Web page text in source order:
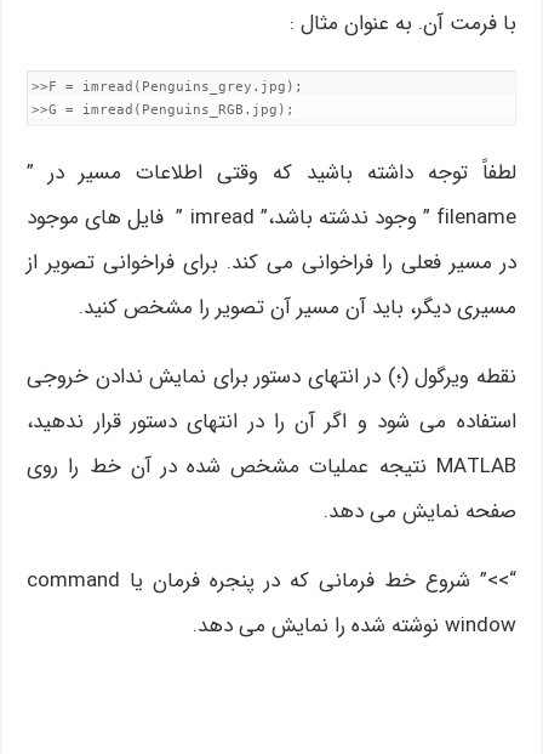
با فرمت آن. به عنوان مثال :
>>F = imread(Penguins_grey.jpg);
>>G = imread(Penguins_RGB.jpg);
لطفاً توجه داشته باشید که وقتی اطلاعات مسیر در ”
filename ” وجود ندشته باشد،” imread ” فایل های موجود
در مسیر فعلی را فراخوانی می کند. برای فراخوانی تصویر از
مسیری دیگر، باید آن مسیر آن تصویر را مشخص کنید.
نقطه ویرگول (؛) در انتهای دستور برای نمایش ندادن خروجی
استفاده می شود و اگر آن را در انتهای دستور قرار ندهید،
MATLAB نتیجه عملیات مشخص شده در آن خط را روی
صفحه نمایش می دهد.
“>>” شروع خط فرمانی که در پنجره فرمان یا command
window نوشته شده را نمایش می دهد.